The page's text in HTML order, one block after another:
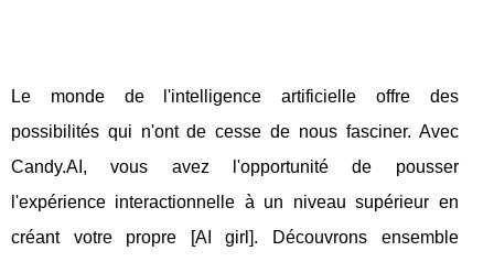
Le monde de l'intelligence artificielle offre des
possibilités qui n'ont de cesse de nous fasciner. Avec
Candy.AI, vous avez l'opportunité de pousser
l'expérience interactionnelle à un niveau supérieur en
créant votre propre [AI girl]. Découvrons ensemble